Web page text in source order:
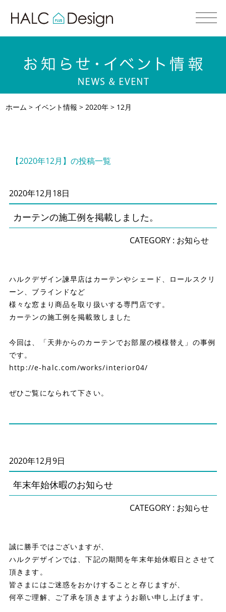
ホーム > イベント情報 > 2020年 > 12月
【2020年12月】の投稿一覧
2020年12月18日
カーテンの施工例を掲載しました。
CATEGORY : お知らせ
ハルクデザイン諫早店はカーテンやシェード、ロールスクリ
ーン、ブラインドなど
様々な窓まり商品を取り扱いする専門店です。
カーテンの施工例を掲載致しました
今回は、「天井からのカーテンでお部屋の模様替え」の事例
です。
http://e-halc.com/works/interior04/
ぜひご覧になられて下さい。
2020年12月9日
年末年始休暇のお知らせ
CATEGORY : お知らせ
誠に勝手ではございますが、
ハルクデザインでは、下記の期間を年末年始休暇日とさせて
頂きます。
皆さまにはご迷惑をおかけすることと存じますが、
何卒ご理解、ご了承を頂きますようお願い申し上げます。